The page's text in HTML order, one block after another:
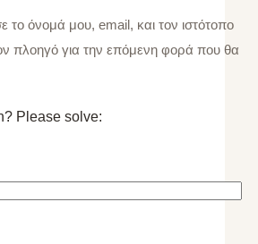
το όνομά μου, email, και τον ιστότοπο
πλοηγό για την επόμενη φορά που θα
Please solve: